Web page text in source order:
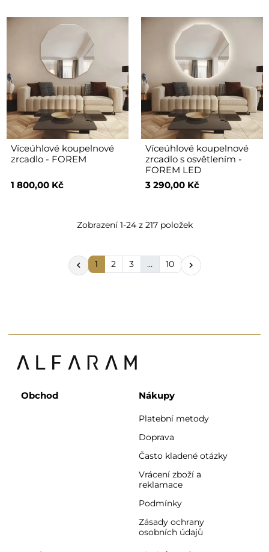
Víceúhlové koupelnové
zrcadlo - FOREM
1 800,00 Kč
Víceúhlové koupelnové
zrcadlo s osvětlením -
FOREM LED
3 290,00 Kč
Zobrazení 1-24 z 217 položek
 1 2 3 … 10 
Obchod Nákupy
Platební metody
Doprava
Často kladené otázky
Vrácení zboží a
reklamace
Podmínky
Zásady ochrany
osobních údajů